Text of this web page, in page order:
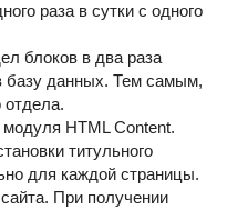
раза в сутки с одного
блоков в два раза
базу данных. Тем самым,
отдела.
HTML Content.
титульного
для каждой страницы.
При получении